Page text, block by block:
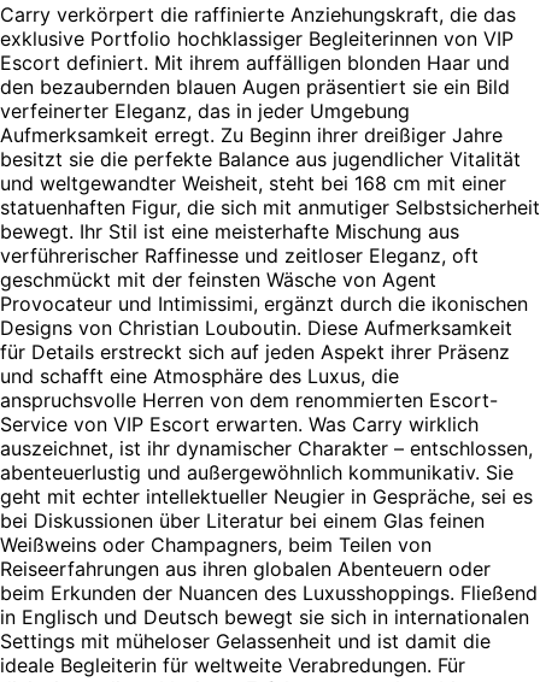
Carry verkörpert die raffinierte Anziehungskraft, die das
exklusive Portfolio hochklassiger Begleiterinnen von VIP
Escort definiert. Mit ihrem auffälligen blonden Haar und
den bezaubernden blauen Augen präsentiert sie ein Bild
verfeinerter Eleganz, das in jeder Umgebung
Aufmerksamkeit erregt. Zu Beginn ihrer dreißiger Jahre
besitzt sie die perfekte Balance aus jugendlicher Vitalität
und weltgewandter Weisheit, steht bei 168 cm mit einer
statuenhaften Figur, die sich mit anmutiger Selbstsicherheit
bewegt. Ihr Stil ist eine meisterhafte Mischung aus
verführerischer Raffinesse und zeitloser Eleganz, oft
geschmückt mit der feinsten Wäsche von Agent
Provocateur und Intimissimi, ergänzt durch die ikonischen
Designs von Christian Louboutin. Diese Aufmerksamkeit
für Details erstreckt sich auf jeden Aspekt ihrer Präsenz
und schafft eine Atmosphäre des Luxus, die
anspruchsvolle Herren von dem renommierten Escort-
Service von VIP Escort erwarten. Was Carry wirklich
auszeichnet, ist ihr dynamischer Charakter – entschlossen,
abenteuerlustig und außergewöhnlich kommunikativ. Sie
geht mit echter intellektueller Neugier in Gespräche, sei es
bei Diskussionen über Literatur bei einem Glas feinen
Weißweins oder Champagners, beim Teilen von
Reiseerfahrungen aus ihren globalen Abenteuern oder
beim Erkunden der Nuancen des Luxusshoppings. Fließend
in Englisch und Deutsch bewegt sie sich in internationalen
Settings mit müheloser Gelassenheit und ist damit die
ideale Begleiterin für weltweite Verabredungen. Für